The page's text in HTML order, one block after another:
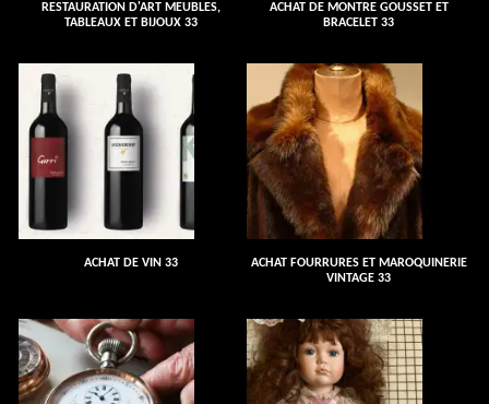
RESTAURATION D'ART MEUBLES,
TABLEAUX ET BIJOUX 33
ACHAT DE MONTRE GOUSSET ET
BRACELET 33
ACHAT DE VIN 33
ACHAT FOURRURES ET MAROQUINERIE
VINTAGE 33